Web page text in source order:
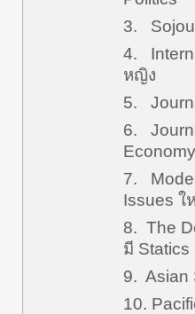
3.
4.
หญิง
5.
6.
Economy
7.
Issues ใ
8. The
มี Statics
9. Asian
10.